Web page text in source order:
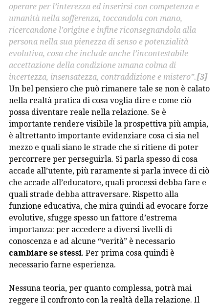
operare per l’interezza ed inserirsi con competenza e
umanità nella sofferenza, toccandola con mano,
ricercandone l’origine e infine riconsegnandola alla
persona nella sua pienezza di senso e potenzialità
evolutiva, cosa che include anche l’incontestabile
accettazione della condizione umana colma di
incertezza, insensatezza, contraddizione e mistero”.[3]
Un bel pensiero che può rimanere tale se non è calato
nella realtà pratica di cosa voglia dire e come ciò
possa diventare reale nella relazione. Se è
importante rendere visibile la prospettiva più ampia,
è altrettanto importante evidenziare cosa ci sia nel
mezzo e quali siano le strade che si ritiene di poter
percorrere per perseguirla. Si parla spesso di cosa
accade all’utente, più raramente si parla invece di ciò
che accade all’educatore, quali processi debba fare e
quali strade debba attraversare. Rispetto alla
funzione educativa, che mira quindi ad evocare forze
evolutive, sfugge spesso un fattore d’estrema
importanza: per accedere a diversi livelli di
conoscenza e ad alcune “verità” è necessario
cambiare se stessi. Per prima cosa quindi è
necessario farne esperienza.
Nessuna teoria, per quanto complessa, potrà mai
reggere il confronto con la realtà della relazione. Il